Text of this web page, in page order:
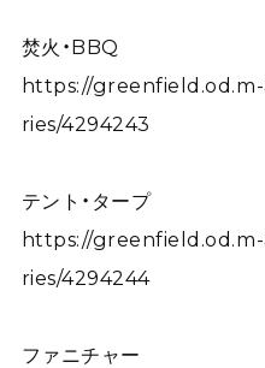
焚火・BBQ
https://
ries/4294243
テント・タープ
https://
ries/4294244
ファニチャー